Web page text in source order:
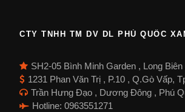
CTY TNHH TM DV DL PHÚ QUỐC
SH2-05 Bình Minh Garden , Long
1231 Phan Văn Trị , P.10 , Q.Gò Vấp,
Trần Hưng Đạo , Dương Đông , Phú
Hotline: 0963551271